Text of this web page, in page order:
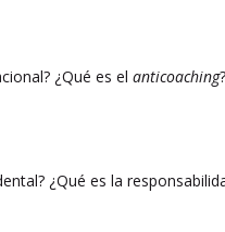
¿Qué es el anticoaching
¿Qué es la